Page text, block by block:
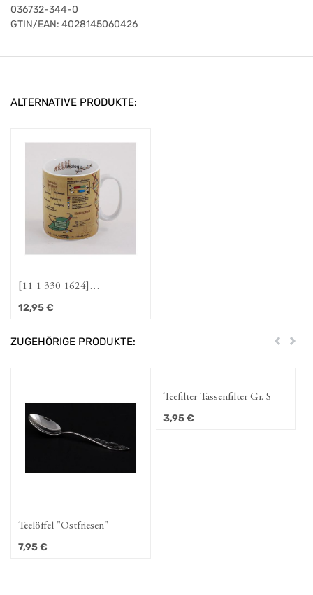
036732-344-0
GTIN/EAN: 4028145060426
ALTERNATIVE PRODUKTE:
[11 1 330 1624]
Wissensbecher "Biologie"
12,95€
ZUGEHÖRIGE PRODUKTE: Zurück
Teelöffel "Ostfriesen"
7,95€
Teefilter Tassenfilter Gr. S
3,95€